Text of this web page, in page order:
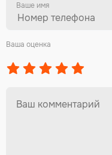
Ваше имя
Ваша оценка